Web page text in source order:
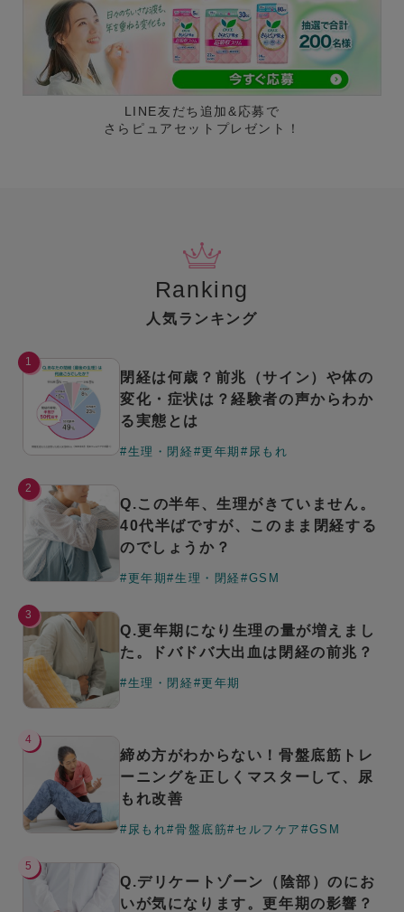
LINE友だち追加&応募で
さらピュアセットプレゼント！
Ranking
人気ランキング
1
閉経は何歳？前兆（サイン）や体の
変化・症状は？経験者の声からわか
る実態とは
#生理・閉経 #更年期#尿もれ
2
Q.この半年、生理がきていません。
40代半ばですが、このまま閉経する
のでしょうか？
#更年期#生理・閉経#GSM
3
Q.更年期になり生理の量が増えまし
た。ドバドバ大出血は閉経の前兆？
#生理・閉経 #更年期
4
締め方がわからない！骨盤底筋トレ
ーニングを正しくマスターして、尿
もれ改善
#尿もれ#骨盤底筋#セルフケア#GSM
5
Q.デリケートゾーン（陰部）のにお
いが気になります。更年期の影響？